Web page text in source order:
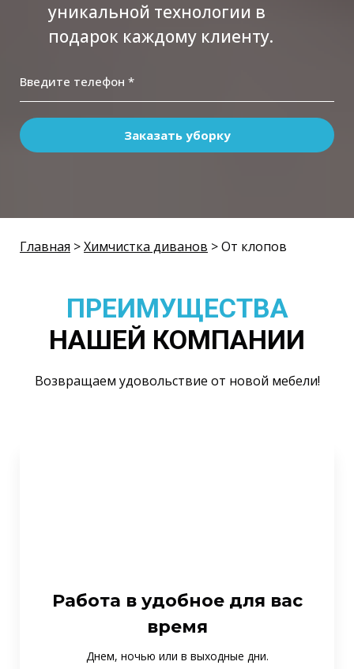
уникальной технологии в
подарок каждому клиенту.
Введите телефон *
Заказать уборку
Главная >Химчистка диванов > От клопов
ПРЕИМУЩЕСТВА
НАШЕЙ КОМПАНИИ
Возвращаем удовольствие от новой мебели!
Работа в удобное для вас
время
Днем, ночью или в выходные дни.